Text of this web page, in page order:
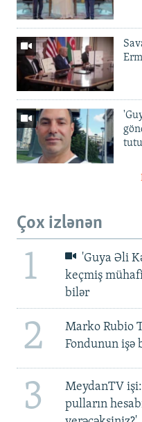
Çox izlənən
1
'Guya Əli
keçmiş
bilər
2
Marko Rubio
Fondunun işə
3
MeydanTV
pulların